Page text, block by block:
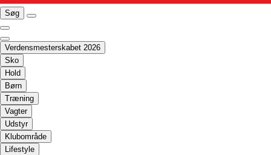
Søg
Verdensmesterskabet 2026
Sko
Hold
Børn
Træning
Vagter
Udstyr
Klubområde
Lifestyle